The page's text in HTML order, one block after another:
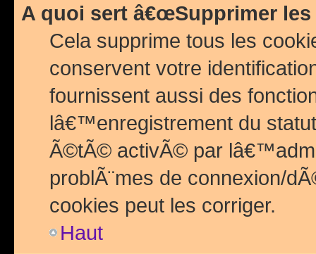
A quoi sert â€œSupprimer les
Cela supprime tous les
conservent votre
fournissent aussi des
lâ€™enregistrement du
Ã©tÃ© activÃ© par
problÃ¨mes de connexion/
cookies peut les corriger.
Haut